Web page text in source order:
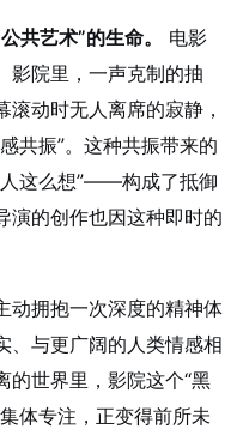
共艺术”的生命。
电影
影院里，一声克制的抽
动时无人离席的寂静，
共振”。这种共振带来的
这么想”——构成了抵御
演的创作也因这种即时的
动拥抱一次深度的精神体
、与更广阔的人类情感相
的世界里，影院这个“黑
体专注，正变得前所未